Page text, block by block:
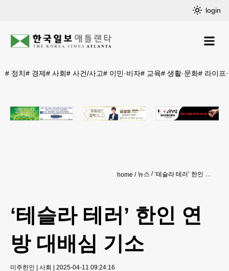
login
# 정치# 경제# 사회# 사건/사고# 이민·비자# 교육# 생활·문화# 라이프
home 뉴스 ‘테슬라 테러’ 한인 연방 대배심 기소
‘테슬라 테러’ 한인 연
방 대배심 기소
미주한인 | 사회 | 2025-04-11 09:24:16